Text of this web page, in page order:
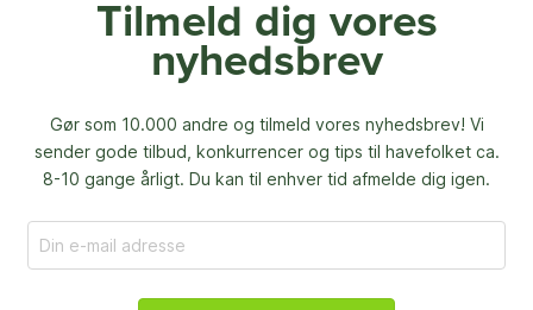
Tilmeld dig vores
nyhedsbrev
Gør som 10.000 andre og tilmeld vores nyhedsbrev! Vi
sender gode tilbud, konkurrencer og tips til havefolket ca.
8-10 gange årligt. Du kan til enhver tid afmelde dig igen.